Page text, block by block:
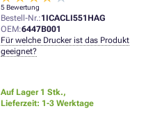
5 Bewertung
Bestell-Nr.:1ICACLI551HAG
OEM:6447B001
Für welche Drucker ist das Produkt
geeignet?
Auf Lager 1 Stk.,
Lieferzeit: 1-3 Werktage